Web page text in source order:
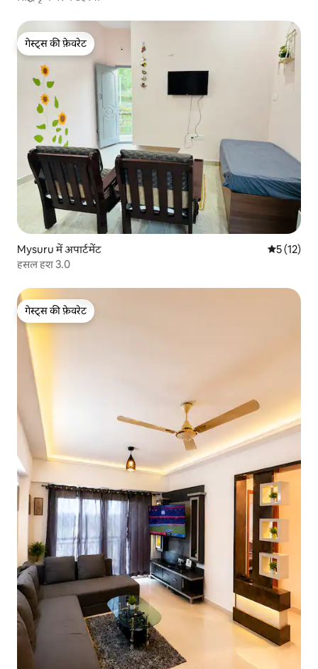
गेस्ट्स की फ़ेवरेट
गेस्ट्स की फ़ेवरेट
Mysuru में अपार्टमेंट औसत रेटिंग
5 (12)
हसल हश 3.0
गेस्ट्स की फ़ेवरेट
गेस्ट्स की फ़ेवरेट